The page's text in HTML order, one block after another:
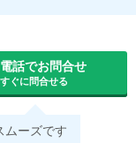
電話でお問合せ
すぐに問合せる
ムーズです